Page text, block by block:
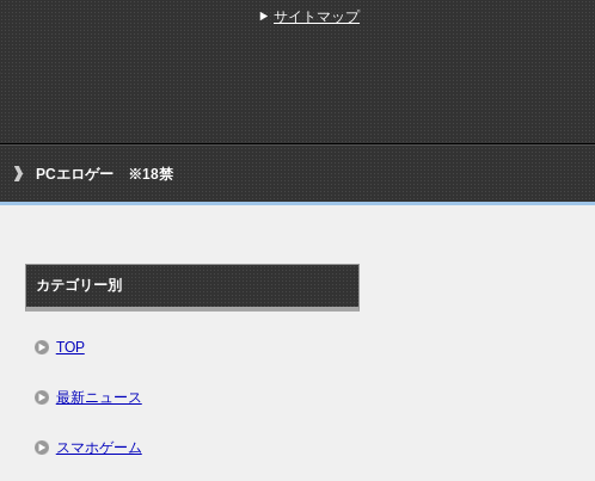
PCエロゲー ※18禁
カテゴリー別
TOP
最新ニュース
スマホゲーム
サイトマップ